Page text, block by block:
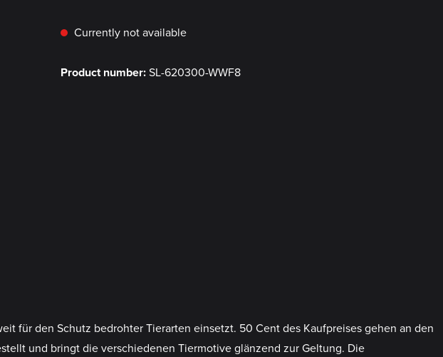
Currently not available
Product number:SL-620300-WWF8
für den Schutz bedrohter Tierarten einsetzt. 50 Cent des Kaufpreises gehen an den
und bringt die verschiedenen Tiermotive glänzend zur Geltung. Die